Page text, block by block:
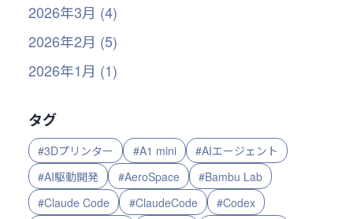
2026年3月 (4)
2026年2月 (5)
2026年1月 (1)
タグ
#3Dプリンター #A1 mini
#AIエージェント
#AI駆動開発
#AeroSpace
#Bambu Lab
#Claude Code
#ClaudeCode
#Codex